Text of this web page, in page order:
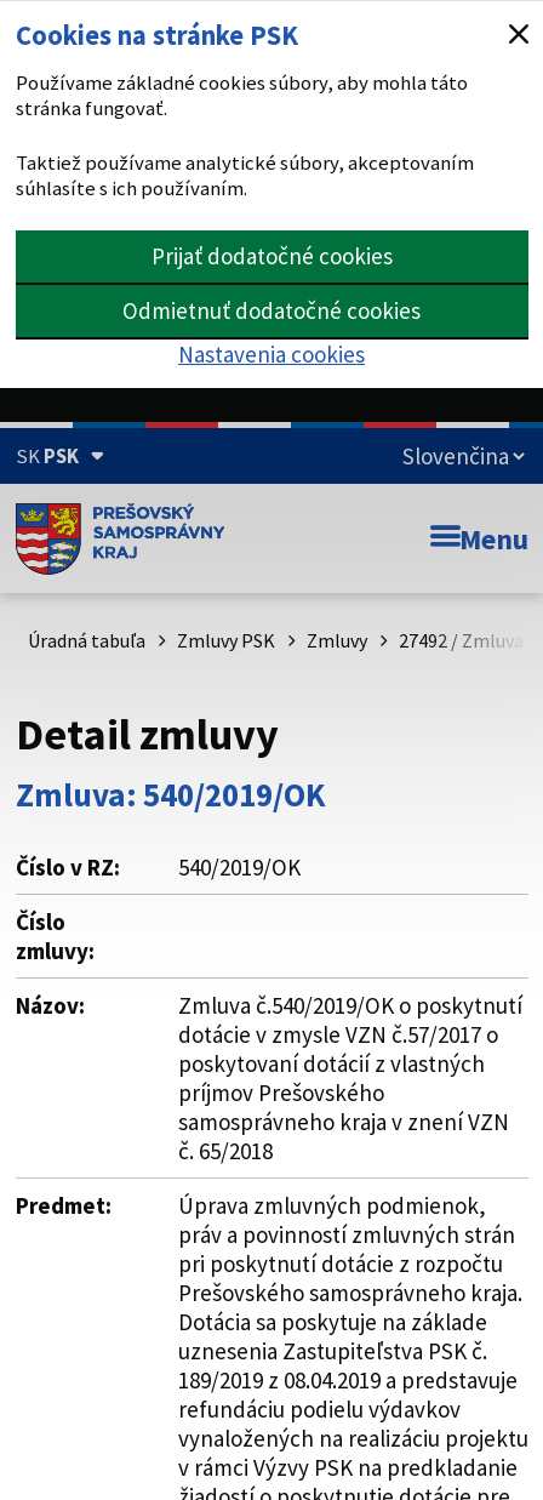
Cookies na stránke PSK
Používame základné cookies súbory, aby mohla táto
stránka fungovať.
Taktiež používame analytické súbory, akceptovaním
súhlasíte s ich používaním.
Prijať dodatočné cookies
Odmietnuť dodatočné cookies
Nastavenia cookies
SKPSK
Doména psk.sk je oficiálna
Toto je oficiálna webová stránka Prešovského
psk.sk.
Buďte pozorní a vždy sa uistite, že zdieľate informácie iba
cez zabezpečenú webovú stránku. Zabezpečená stránka
vždy začína https:// pred názvom domény webového sídla.
Menu
Úradná tabuľa Zmluvy PSK Zmluvy 27492 / Zmluva
Detail zmluvy
Zmluva: 540/2019/OK
Číslo v RZ:
540/2019/OK
Číslo
zmluvy:
Názov:
Zmluva č.540/2019/OK o poskytnutí
dotácie v zmysle VZN č.57/2017 o
poskytovaní dotácií z vlastných
príjmov Prešovského
samosprávneho kraja v znení VZN
č. 65/2018
Predmet:
Úprava zmluvných podmienok,
práv a povinností zmluvných strán
pri poskytnutí dotácie z rozpočtu
Prešovského samosprávneho kraja.
Dotácia sa poskytuje na základe
uznesenia Zastupiteľstva PSK č.
189/2019 z 08.04.2019 a predstavuje
refundáciu podielu výdavkov
vynaložených na realizáciu projektu
v rámci Výzvy PSK na predkladanie